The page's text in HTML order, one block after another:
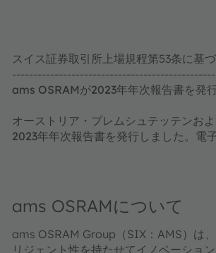
スイス証券取引所上場規程第53条に基
ams OSRAMが2023年年次報告書を発
オーストリア・プレムシュテッテンお
2023年年次報告書を発行しました。電
ams OSRAMについて
ams OSRAM Group（SIX：AMS）は
リジェント性を持たせてイノベーショ